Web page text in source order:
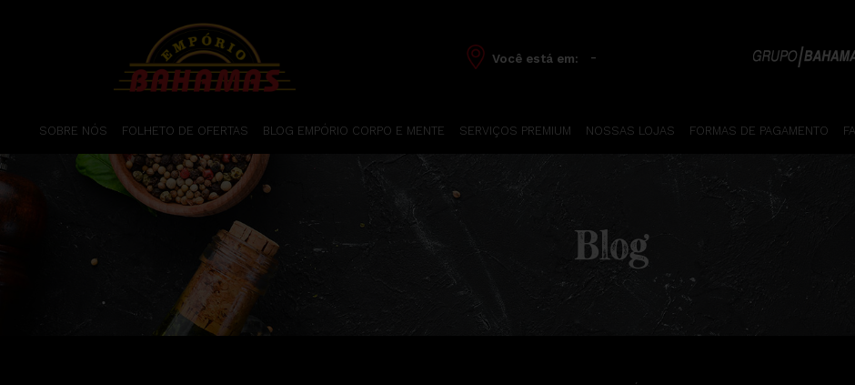
Você está em: -
SOBRE NÓS FOLHETO DE OFERTAS BLOG EMPÓRIO CORPO E MENTE SERVIÇOS PREMIUM NOSSAS LOJAS FORMAS DE PAGAMENTO
Blog